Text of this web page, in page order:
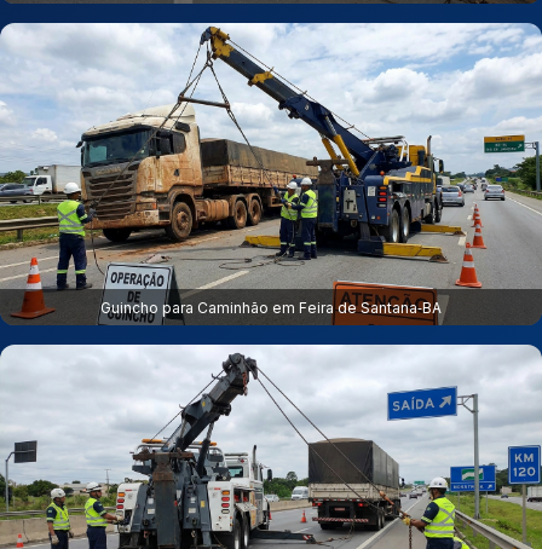
Guincho para Caminhão em Feira de Santana‑BA